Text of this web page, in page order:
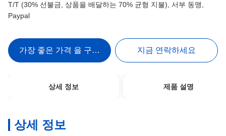
T/T (30% 선불금, 상품을 배달하는 70% 균형 지불), 서부 동맹,
Paypal
가장 좋은 가격 을 구하라 지금 연락하세요
상세 정보 제품 설명
상세 정보